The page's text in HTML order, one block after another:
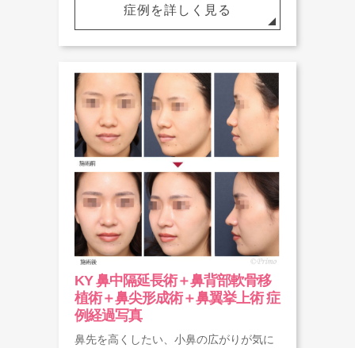
症例を詳しく見る
KY 鼻中隔延長術＋鼻背部軟骨移
植術＋鼻尖形成術＋鼻翼挙上術 症
例経過写真
鼻先を高くしたい、小鼻の広がりが気に